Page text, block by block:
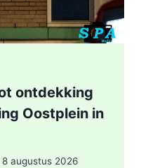
ontdekking
Oostplein in
8 augustus 2026